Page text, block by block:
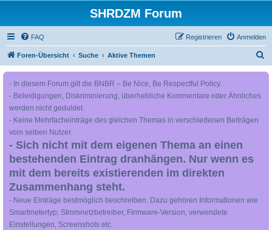
SHRDZM Forum
FAQ Anmelden
Registrieren
Foren-Übersicht Suche Aktive Themen
- In diesem Forum gilt die BNBR – Be Nice, Be Respectful Policy.
- Beleidigungen, Diskriminierung, überhebliche Kommentare oder Ähnliches
werden nicht geduldet.
- Keine Mehrfacheinträge des gleichen Themas in verschiedenen Beiträgen
vom selben Nutzer.
- Sich nicht mit dem eigenen Thema an einen
bestehenden Eintrag dranhängen. Nur wenn es
mit dem bereits existierenden im direkten
Zusammenhang steht.
- Neue Einträge bestmöglich beschreiben. Dazu gehören Informationen wie
Smartmetertyp, Stromnetzbetreiber, Firmware-Version, verwendete
Einstellungen, Screenshots etc.